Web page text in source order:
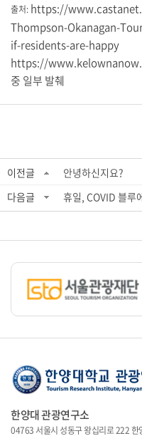
출처: https://
Thompson-Okanagan-
if-residents-are-happy
https://
중 일부 발췌
이전글
안녕하신지요?
다음글
휴일, COVID 블루
한양대 관광연구소
04763 서울시 성동구 왕십리로 222